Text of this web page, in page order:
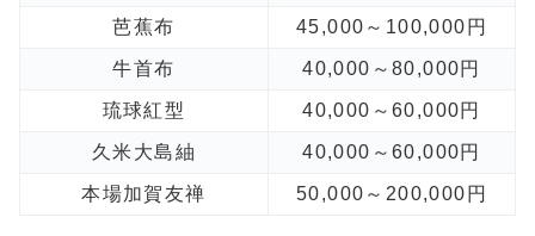
芭蕉布 45,000～100,000円
牛首布 40,000～80,000円
琉球紅型 40,000～60,000円
久米大島紬 40,000～60,000円
本場加賀友禅 50,000～200,000円